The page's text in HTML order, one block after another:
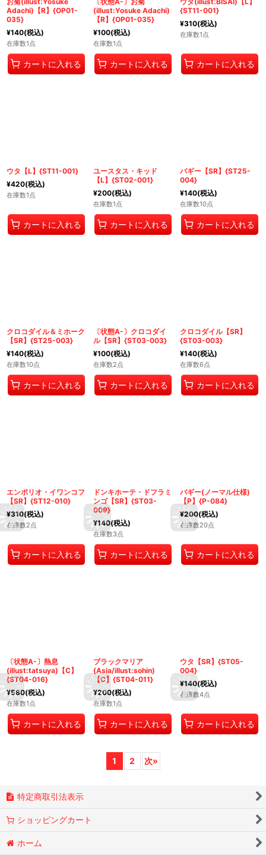
Adachi)【R】{OP01-
035}
¥140(税込)
在庫数1点
カートに入れる
(illust:Yosuke Adachi)
【R】{OP01-035}
¥100(税込)
在庫数1点
カートに入れる
{ST11-001}
¥310(税込)
在庫数1点
カートに入れる
ウタ【L】{ST11-001}
¥420(税込)
在庫数1点
カートに入れる
ユースタス・キッド
【L】{ST02-001}
¥200(税込)
在庫数1点
カートに入れる
バギー【SR】{ST25-
004}
¥140(税込)
在庫数10点
カートに入れる
クロコダイル＆ミホーク
【SR】{ST25-003}
¥140(税込)
在庫数10点
カートに入れる
〔状態A-〕クロコダイ
ル【SR】{ST03-003}
¥100(税込)
在庫数2点
カートに入れる
クロコダイル【SR】
{ST03-003}
¥140(税込)
在庫数6点
カートに入れる
エンポリオ・イワンコフ
【SR】{ST12-010}
¥310(税込)
在庫数2点
カートに入れる
ドンキホーテ・ドフラミ
ンゴ【SR】{ST03-
009}
¥140(税込)
在庫数3点
カートに入れる
バギー(ノーマル仕様)
【P】{P-084}
¥200(税込)
在庫数20点
カートに入れる
〔状態A-〕熱息
(illust:tatsuya)【C】
{ST04-016}
¥580(税込)
在庫数1点
カートに入れる
ブラックマリア
(Asia/illust:sohin)
【C】{ST04-011}
¥200(税込)
在庫数1点
カートに入れる
ウタ【SR】{ST05-
004}
¥140(税込)
在庫数4点
カートに入れる
1 2 次»
特定商取引法表示
ショッピングカート
ホーム